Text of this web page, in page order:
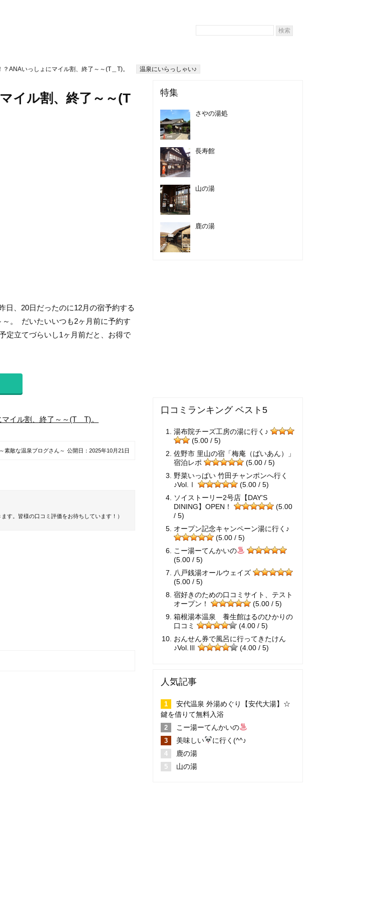
？ANAいっしょにマイル割、終了～～(T＿T)。 温泉にいらっしゃい♪
イル割、終了～～(T
日、20日だったのに12月の宿予約する
。 だいたいいつも2ヶ月前に予約す
定立てづらいし1ヶ月前だと、お得で
イル割、終了～～(T＿T)。
素敵な温泉ブログさん～ 公開日： 2025年10月21日
す。皆様の口コミ評価をお待ちしています！）
特集
さやの湯処
長寿館
山の湯
鹿の湯
口コミランキング ベスト5
湯布院チーズ工房の湯に行く♪
(5.00 / 5)
佐野市 里山の宿「梅庵（ばいあん）」
宿泊レポ
(5.00 / 5)
野菜いっぱい 竹田チャンポンへ行く
♪Vol.Ⅰ
(5.00 / 5)
ソイストーリー2号店【DAY'S
DINING】OPEN！
(5.00
/ 5)
オープン記念キャンペーン湯に行く♪
(5.00 / 5)
こー湯ーてんかいの
(5.00 / 5)
八戸銭湯オールウェイズ
(5.00 / 5)
宿好きのための口コミサイト、テスト
オープン！
(5.00 / 5)
箱根湯本温泉 養生館はるのひかりの
口コミ
(4.00 / 5)
おんせん券で風呂に行ってきたけん
♪Vol.Ⅲ
(4.00 / 5)
人気記事
安代温泉 外湯めぐり【安代大湯】☆
鍵を借りて無料入浴
こー湯ーてんかいの
美味しい
に行く(^^♪
鹿の湯
山の湯